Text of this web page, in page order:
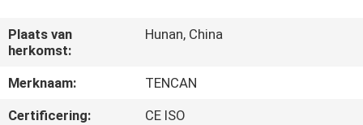
FABRIEKSREIS
KWALITEITSCONTROLE
Plaats van
herkomst:
Hunan, China
Merknaam:
TENCAN
Certificering:
CE ISO